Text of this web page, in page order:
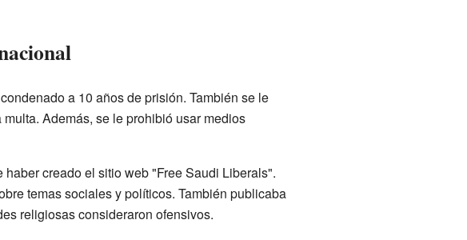
a 10 años de prisión. También se le
Además, se le prohibió usar medios
haber creado el sitio web "Free Saudi Liberals".
temas sociales y políticos. También publicaba
religiosas consideraron ofensivos.